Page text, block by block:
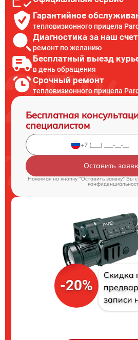
Гарантийное
тепловизионного прицела
Диагностика за наш
ремонт по желанию
Бесплатный выезд
в день обращения
Срочный ремонт
тепловизионного прицела
Бесплатная
специалистом
Оставить
Нажимая на кнопку "Оставить заявку" Вы
-20%
Скидка
записи